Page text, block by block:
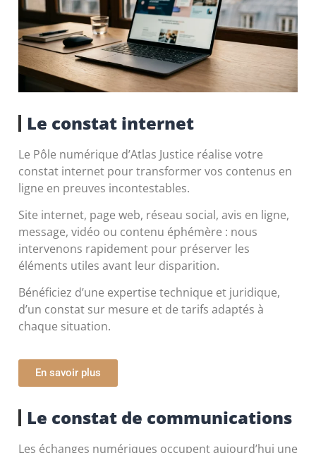
Le constat internet
Le Pôle numérique d’Atlas Justice réalise votre
constat internet pour transformer vos contenus en
ligne en preuves incontestables.
Site internet, page web, réseau social, avis en ligne,
message, vidéo ou contenu éphémère : nous
intervenons rapidement pour préserver les
éléments utiles avant leur disparition.
Bénéficiez d’une expertise technique et juridique,
d’un constat sur mesure et de tarifs adaptés à
chaque situation.
En savoir plus
Le constat de communications
Les échanges numériques occupent aujourd’hui une